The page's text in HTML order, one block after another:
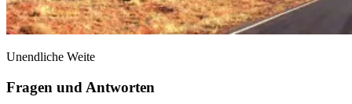
Unendliche Weite
Fragen und Antworten